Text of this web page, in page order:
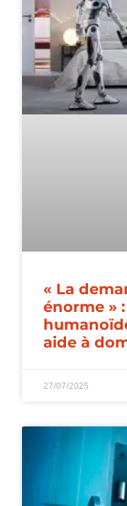
« La
énorme »
aide à
27/07/2025